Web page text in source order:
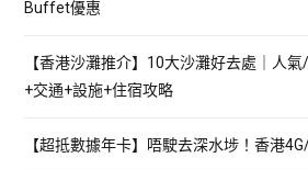
Buffet優惠
【香港沙灘推介】10大沙灘好去處｜人
+交通+設施+住宿攻略
【超抵數據年卡】唔駛去深水埗！香港